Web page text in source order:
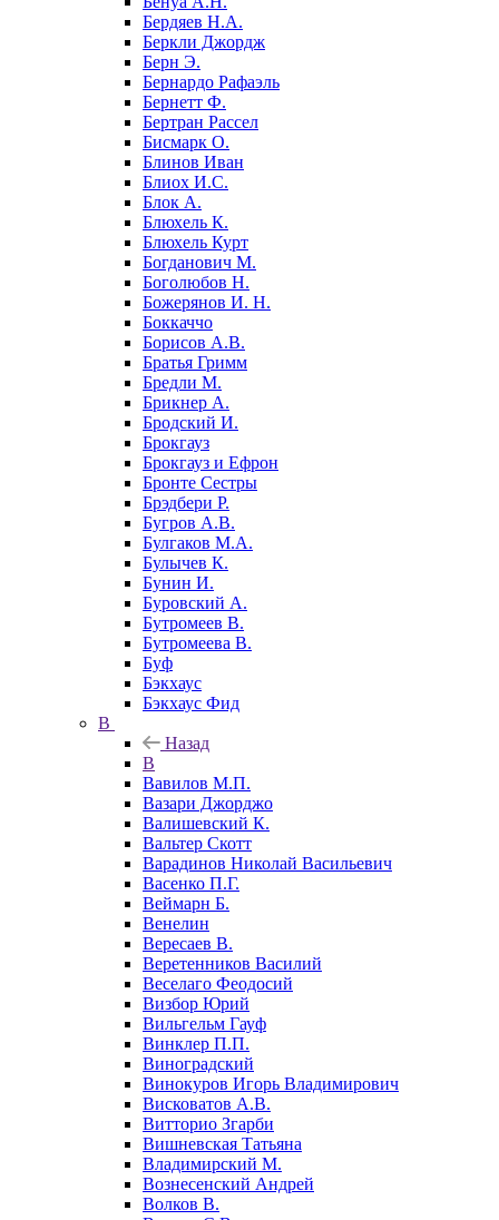
Бердяев Н.А.
Беркли Джордж
Берн Э.
Бернардо Рафаэль
Бернетт Ф.
Бертран Рассел
Бисмарк О.
Блинов Иван
Блиох И.С.
Блок А.
Блюхель К.
Блюхель Курт
Богданович М.
Боголюбов Н.
Божерянов И. Н.
Боккаччо
Борисов А.В.
Братья Гримм
Бредли М.
Брикнер А.
Бродский И.
Брокгауз
Брокгауз и Ефрон
Бронте Сестры
Брэдбери Р.
Бугров А.В.
Булгаков М.А.
Булычев К.
Бунин И.
Буровский А.
Бутромеев В.
Бутромеева В.
Буф
Бэкхаус
Бэкхаус Фид
В
Назад
В
Вавилов М.П.
Вазари Джорджо
Валишевский К.
Вальтер Скотт
Варадинов Николай Васильевич
Васенко П.Г.
Веймарн Б.
Венелин
Вересаев В.
Веретенников Василий
Веселаго Феодосий
Визбор Юрий
Вильгельм Гауф
Винклер П.П.
Виноградский
Винокуров Игорь Владимирович
Висковатов А.В.
Витторио Згарби
Вишневская Татьяна
Владимирский М.
Вознесенский Андрей
Волков В.